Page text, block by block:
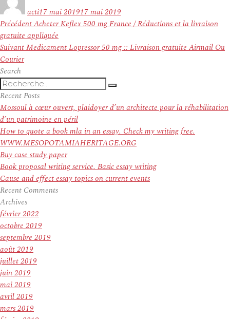
actile
17 mai 201917 mai 2019
Navigation
de
l’article
PrécédentArticle
précédent :
Acheter Keflex 500 mg France / Réductions et la livraison
gratuite appliquée
SuivantArticle
Medicament Lopressor 50 mg :: Livraison gratuite Airmail Ou
Courier
Search
Recherche
pour
:
Recherche
Recent Posts
Mossoul à cœur ouvert, plaidoyer d’un architecte pour la réhabilitation
d’un patrimoine en péril
How to quote a book mla in an essay. Check my writing free.
WWW.MESOPOTAMIAHERITAGE.ORG
Buy case study paper
Book proposal writing service. Basic essay writing
Cause and effect essay topics on current events
Recent Comments
Archives
février 2022
octobre 2019
septembre 2019
août 2019
juillet 2019
juin 2019
mai 2019
avril 2019
mars 2019